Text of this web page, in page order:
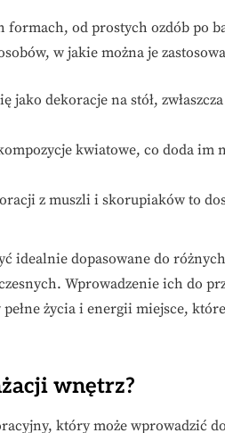
od prostych ozdób po
w jakie można je
jako dekoracje na stół,
kwiatowe, co doda im
z muszli i skorupiaków to
idealnie dopasowane do
Wprowadzenie ich do
życia i energii miejsce,
wnętrz?
który może wprowadzić